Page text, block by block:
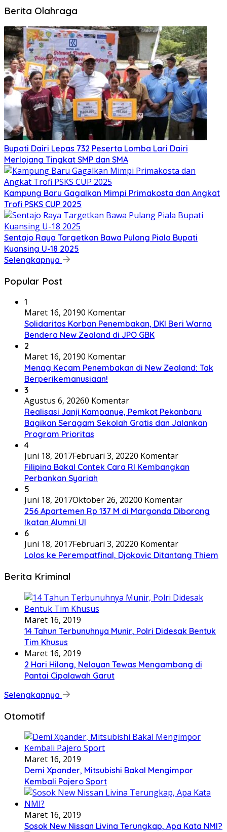
Berita Olahraga
Bupati Dairi Lepas 732 Peserta Lomba Lari Dairi
Merlojang Tingkat SMP dan SMA
Kampung Baru Gagalkan Mimpi Primakosta dan Angkat
Trofi PSKS CUP 2025
Sentajo Raya Targetkan Bawa Pulang Piala Bupati
Kuansing U-18 2025
Selengkapnya
Popular Post
1
Maret 16, 20190 Komentar
Solidaritas Korban Penembakan, DKI Beri Warna
Bendera New Zealand di JPO GBK
2
Maret 16, 20190 Komentar
Menag Kecam Penembakan di New Zealand: Tak
Berperikemanusiaan!
3
Agustus 6, 20260 Komentar
Realisasi Janji Kampanye, Pemkot Pekanbaru
Bagikan Seragam Sekolah Gratis dan Jalankan
Program Prioritas
4
Juni 18, 2017Februari 3, 20220 Komentar
Filipina Bakal Contek Cara RI Kembangkan
Perbankan Syariah
5
Juni 18, 2017Oktober 26, 20200 Komentar
256 Apartemen Rp 137 M di Margonda Diborong
Ikatan Alumni UI
6
Juni 18, 2017Februari 3, 20220 Komentar
Lolos ke Perempatfinal, Djokovic Ditantang Thiem
Berita Kriminal
Maret 16, 2019
14 Tahun Terbunuhnya Munir, Polri Didesak Bentuk
Tim Khusus
Maret 16, 2019
2 Hari Hilang, Nelayan Tewas Mengambang di
Pantai Cipalawah Garut
Selengkapnya
Otomotif
Maret 16, 2019
Demi Xpander, Mitsubishi Bakal Mengimpor
Kembali Pajero Sport
Maret 16, 2019
Sosok New Nissan Livina Terungkap, Apa Kata NMI?